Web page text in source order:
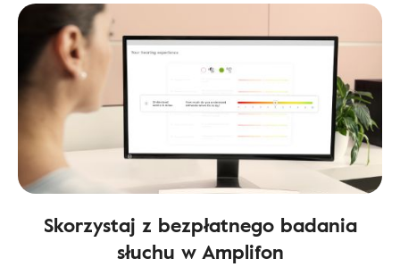
Skorzystaj z bezpłatnego badania
słuchu w Amplifon